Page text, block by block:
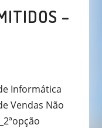
–
Informática
Vendas Não